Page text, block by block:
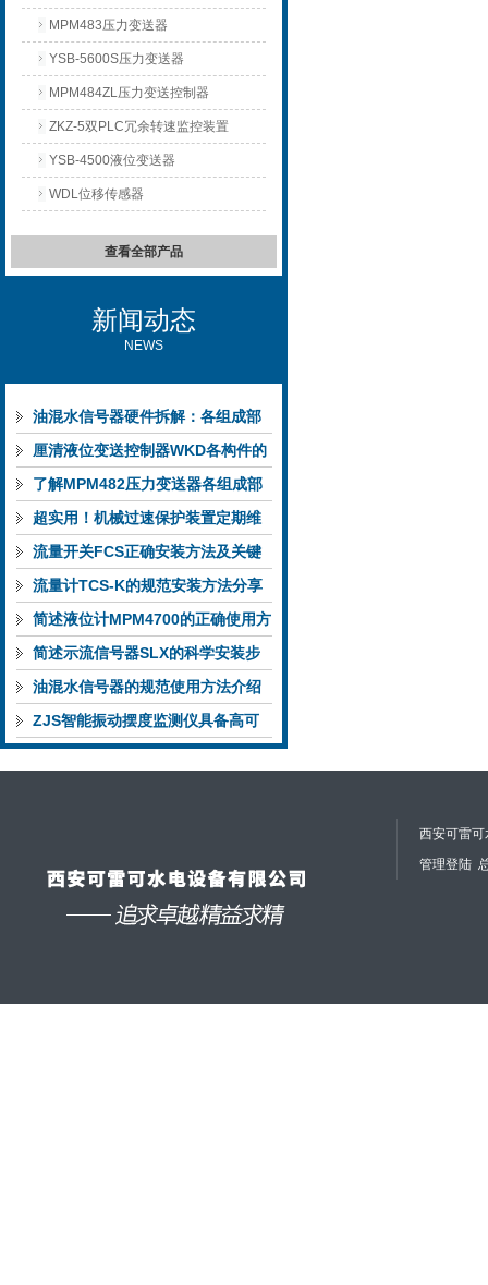
MPM483压力变送器
YSB-5600S压力变送器
MPM484ZL压力变送控制器
ZKZ-5双PLC冗余转速监控装置
YSB-4500液位变送器
WDL位移传感器
查看全部产品
新闻动态
NEWS
油混水信号器硬件拆解：各组成部
件的功能特点与性能指标
厘清液位变送控制器WKD各构件的
功能特性稳定完成液位监测
了解MPM482压力变送器各组成部
件功能特点有助于提升选型合理性
超实用！机械过速保护装置定期维
护保养方法大汇总
流量开关FCS正确安装方法及关键
要点专业分享
流量计TCS-K的规范安装方法分享
简述液位计MPM4700的正确使用方
法
简述示流信号器SLX的科学安装步
骤
油混水信号器的规范使用方法介绍
ZJS智能振动摆度监测仪具备高可
靠性与自诊断能力
西安可雷
管理登陆